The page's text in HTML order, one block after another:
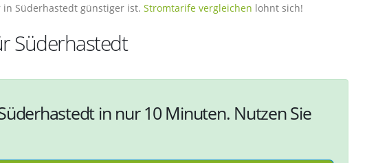
Süderhastedt günstiger ist. Stromtarife vergleichen lohnt sich!
Süderhastedt
in nur 10 Minuten. Nutzen Sie